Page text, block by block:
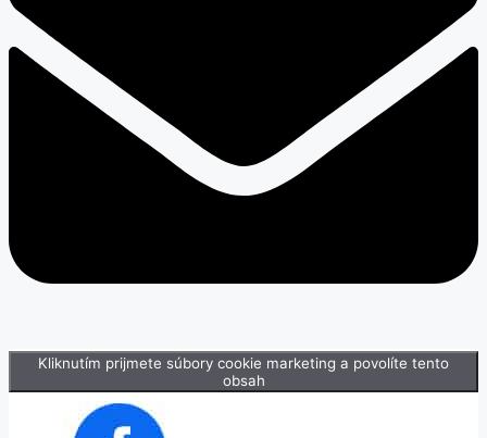
Kliknutím prijmete súbory cookie marketing a povolíte tento
obsah